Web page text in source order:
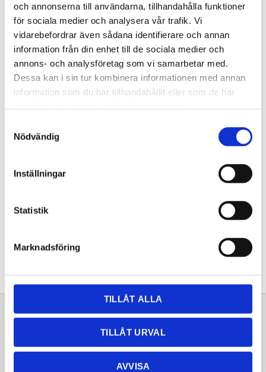
och annonserna till användarna, tillhandahålla funktioner
för sociala medier och analysera vår trafik. Vi
vidarebefordrar även sådana identifierare och annan
information från din enhet till de sociala medier och
annons- och analysföretag som vi samarbetar med.
Dessa kan i sin tur kombinera informationen med annan
information som du har tillhandahållit eller som de har
Nödvändig
Inställningar
Statistik
Marknadsföring
TILLÅT ALLA
TILLÅT URVAL
AVVISA
6 650,00KR
Antal
Lagervara
Artikelnr
20261205
Sortiment Information
Frågor & svar